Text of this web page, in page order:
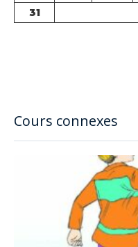
Cours connexes
31